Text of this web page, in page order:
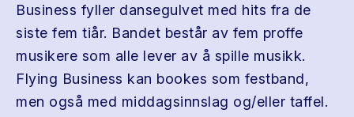
Business fyller dansegulvet med hits fra de
siste fem tiår. Bandet består av fem proffe
musikere som alle lever av å spille musikk.
Flying Business kan bookes som festband,
men også med middagsinnslag og/eller taffel.